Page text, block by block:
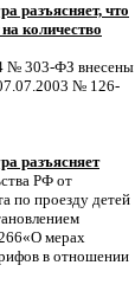
разъясняет, что
количество
№ 303-ФЗ внесены
№ 126-
разъясняет
РФ от
по проезду детей
мерах
в отношении